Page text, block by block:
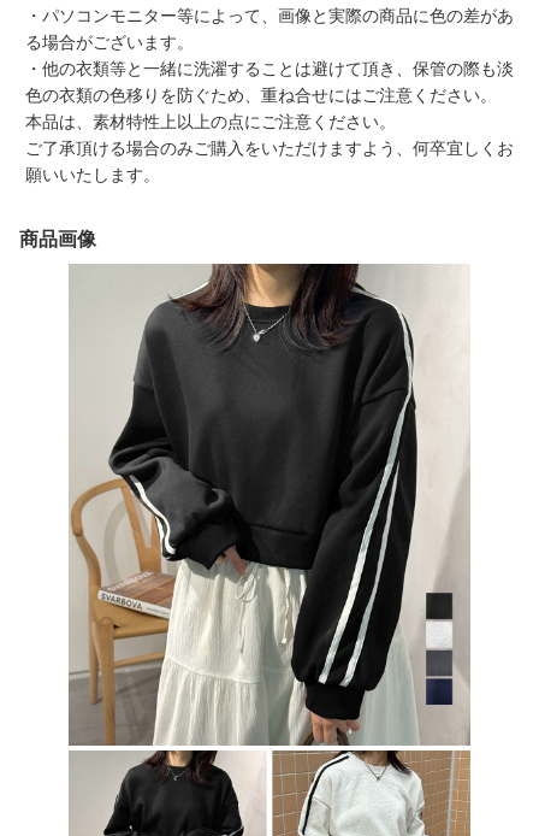
・パソコンモニター等によって、画像と実際の商品に色の差があ
る場合がございます。
・他の衣類等と一緒に洗濯することは避けて頂き、保管の際も淡
色の衣類の色移りを防ぐため、重ね合せにはご注意ください。
本品は、素材特性上以上の点にご注意ください。
ご了承頂ける場合のみご購入をいただけますよう、何卒宜しくお
願いいたします。
商品画像